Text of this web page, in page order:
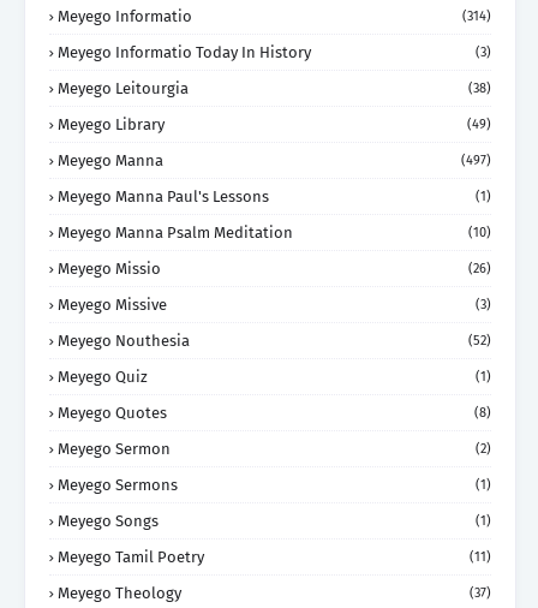
Meyego Informatio (314)
Meyego Informatio Today In History (3)
Meyego Leitourgia (38)
Meyego Library (49)
Meyego Manna (497)
Meyego Manna Paul's Lessons (1)
Meyego Manna Psalm Meditation (10)
Meyego Missio (26)
Meyego Missive (3)
Meyego Nouthesia (52)
Meyego Quiz (1)
Meyego Quotes (8)
Meyego Sermon (2)
Meyego Sermons (1)
Meyego Songs (1)
Meyego Tamil Poetry (11)
Meyego Theology (37)